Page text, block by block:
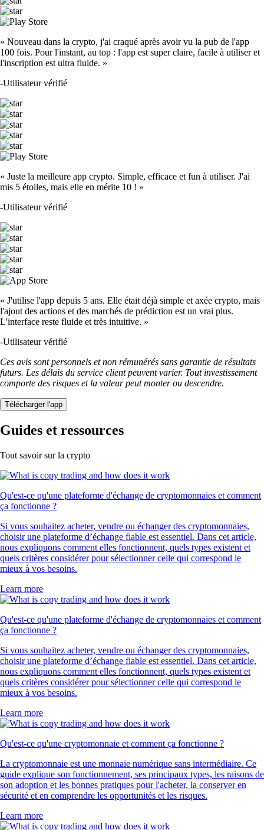
« Nouveau dans la crypto, j'ai craqué après avoir vu la pub de l'app
100 fois. Pour l'instant, au top : l'app est super claire, facile à utiliser et
l'inscription est ultra fluide. »
-Utilisateur vérifié
« Juste la meilleure app crypto. Simple, efficace et fun à utiliser. J'ai
mis 5 étoiles, mais elle en mérite 10 ! »
-Utilisateur vérifié
« J'utilise l'app depuis 5 ans. Elle était déjà simple et axée crypto, mais
l'ajout des actions et des marchés de prédiction est un vrai plus.
L'interface reste fluide et très intuitive. »
-Utilisateur vérifié
Ces avis sont personnels et non rémunérés sans garantie de résultats
futurs. Les délais du service client peuvent varier. Tout investissement
comporte des risques et la valeur peut monter ou descendre.
Télécharger l'app
Guides et ressources
Tout savoir sur la crypto
Qu'est-ce qu'une plateforme d'échange de cryptomonnaies et comment
ça fonctionne ?
Si vous souhaitez acheter, vendre ou échanger des cryptomonnaies,
choisir une plateforme d’échange fiable est essentiel. Dans cet article,
nous expliquons comment elles fonctionnent, quels types existent et
quels critères considérer pour sélectionner celle qui correspond le
mieux à vos besoins.
Learn more
Qu'est-ce qu'une plateforme d'échange de cryptomonnaies et comment
ça fonctionne ?
Si vous souhaitez acheter, vendre ou échanger des cryptomonnaies,
choisir une plateforme d’échange fiable est essentiel. Dans cet article,
nous expliquons comment elles fonctionnent, quels types existent et
quels critères considérer pour sélectionner celle qui correspond le
mieux à vos besoins.
Learn more
Qu'est-ce qu'une cryptomonnaie et comment ça fonctionne ?
La cryptomonnaie est une monnaie numérique sans intermédiaire. Ce
guide explique son fonctionnement, ses principaux types, les raisons de
son adoption et les bonnes pratiques pour l'acheter, la conserver en
sécurité et en comprendre les opportunités et les risques.
Learn more